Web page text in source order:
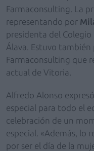
Farmaconsulting. La
representando por
presidenta del
Álava. Estuvo
Farmaconsulting que
actual de Vitoria.
Alfredo Alonso
especial para todo el
celebración de un
especial. «Además, lo
por ser el día de la